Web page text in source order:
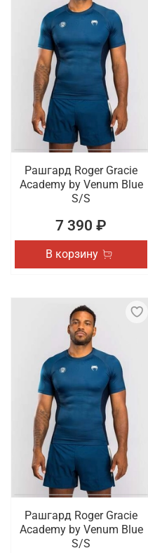
Рашгард Roger Gracie
Academy by Venum Blue
S/S
7 390 ₽
В корзину
Рашгард Roger Gracie
Academy by Venum Blue
S/S